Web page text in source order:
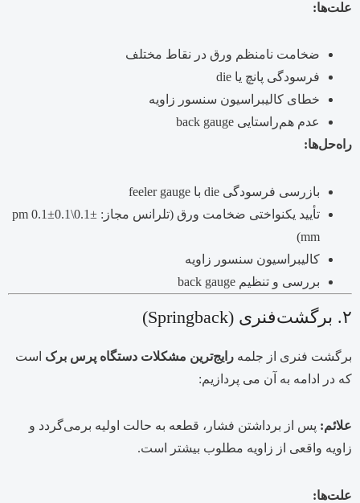
علت‌ها:
ضخامت نامنظم ورق در نقاط مختلف
فرسودگی پانچ یا die
خطای کالیبراسیون سنسور زاویه
عدم هم‌راستایی back gauge
راه‌حل‌ها:
بازرسی فرسودگی die با feeler gauge
تأیید یکنواختی ضخامت ورق (تلرانس مجاز: ±0.1\pm 0.1
±0.1
mm)
کالیبراسیون سنسور زاویه
بررسی و تنظیم back gauge
۲. برگشت‌فنری (Springback)
برگشت فنری از جلمه رایج‌ترین مشکلات دستگاه پرس برک است
که در ادامه به آن می پردازیم:
علائم: پس از برداشتن فشار، قطعه به حالت اولیه برمی‌گردد و
زاویه واقعی از زاویه مطلوب بیشتر است.
علت‌ها: